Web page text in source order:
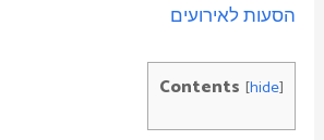
הסעות לאירועים
Contents [hide]